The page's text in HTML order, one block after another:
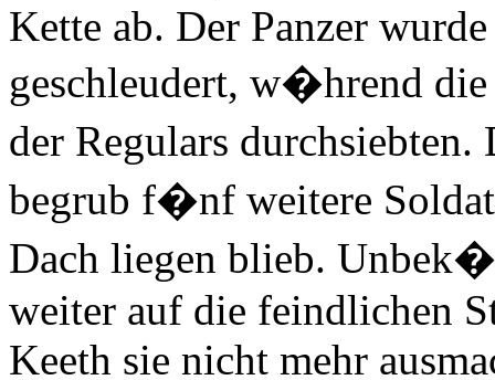
Kette ab. Der Panzer
geschleudert, w�hrend
der Regulars
begrub f�nf weitere
Dach liegen blieb.
weiter auf die feindlichen
Keeth sie nicht mehr